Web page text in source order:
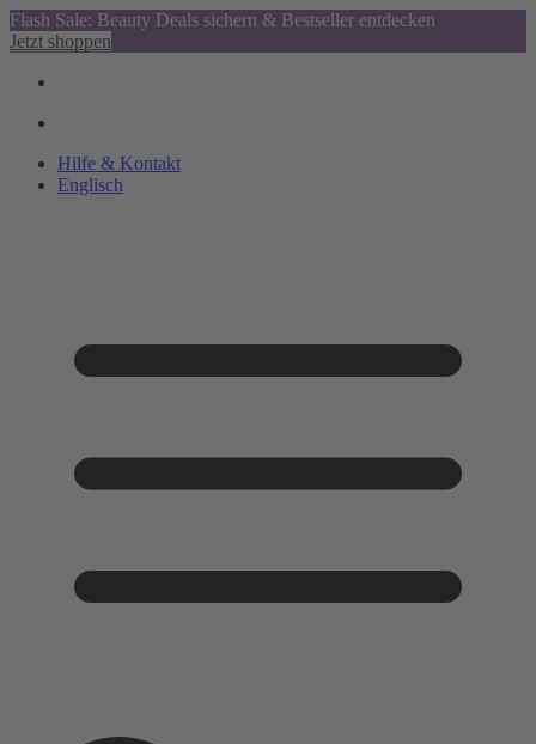
Flash Sale: Beauty Deals sichern & Bestseller entdecken
Jetzt shoppen
Hilfe & Kontakt
Englisch